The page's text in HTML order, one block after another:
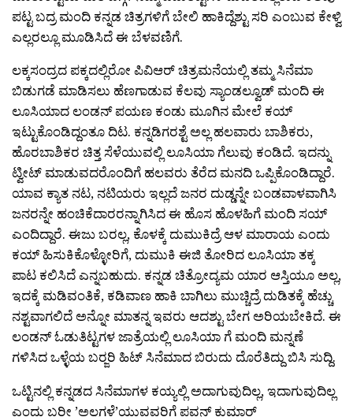
ಪಟ್ಟ ಬದ್ರ ಮಂದಿ ಕನ್ನಡ ಚಿತ್ರಗಳಿಗೆ ಬೇಲಿ ಹಾಕಿದ್ದೆಶ್ಟು ಸರಿ ಎಂಬುವ ಕೇಳ್ವಿ
ಎಲ್ಲರಲ್ಲೂ ಮೂಡಿಸಿದೆ ಈ ಬೆಳವಣಿಗೆ.
ಲಕ್ಕಸಂದ್ರದ ಪಕ್ಕದಲ್ಲಿರೋ ಪಿವಿ‌ಆರ್ ಚಿತ್ರಮನೆಯಲ್ಲಿ ತಮ್ಮ ಸಿನೆಮಾ
ಬಿಡುಗಡೆ ಮಾಡಿಸಲು ಹೆಣಗಾಡುವ ಕೆಲವು ಸ್ಯಾಂಡಲ್ವೂಡ್ ಮಂದಿ ಈ
ಲೂಸಿಯಾದ ಲಂಡನ್ ಪಯಣ ಕಂಡು ಮೂಗಿನ ಮೇಲೆ ಕಯ್
ಇಟ್ಟುಕೊಂಡಿದ್ದಂತೂ ದಿಟ. ಕನ್ನಡಿಗರಶ್ಟೆ ಅಲ್ಲ ಹಲವಾರು ಬಾಶಿಕರು,
ಹೊರಬಾಶಿಕರ ಚಿತ್ತ ಸೆಳೆಯುವಲ್ಲಿ ಲೂಸಿಯಾ ಗೆಲುವು ಕಂಡಿದೆ. ಇದನ್ನು
ಟ್ವೀಟ್ ಮಾಡುವದರೊಂದಿಗೆ ಹಲವರು ತೆರೆದ ಮನದಿ ಒಪ್ಪಿಕೊಂಡಿದ್ದಾರೆ.
ಯಾವ ಕ್ಯಾತ ನಟ, ನಟಿಯರು ಇಲ್ಲದೆ ಜನರ ದುಡ್ಡನ್ನೇ ಬಂಡವಾಳವಾಗಿಸಿ
ಜನರನ್ನೇ ಹಂಚಿಕೆದಾರರನ್ನಾಗಿಸಿದ ಈ ಹೊಸ ಹೊಳಹಿಗೆ ಮಂದಿ ಸಯ್
ಎಂದಿದ್ದಾರೆ. ಈಜು ಬರಲ್ಲ, ಕೊಳಕ್ಕೆ ದುಮುಕಿದ್ರೆ ಆಳ ಮಾರಾಯ ಎಂದು
ಕಯ್ ಹಿಸುಕಿಕೊಳ್ಳೋರಿಗೆ, ದುಮುಕಿ ಈಜಿ ತೋರಿದ ಲೂಸಿಯಾ ತಕ್ಕ
ಪಾಟ ಕಲಿಸಿದೆ ಎನ್ನಬಹುದು. ಕನ್ನಡ ಚಿತ್ರೋದ್ಯಮ ಯಾರ ಆಸ್ತಿಯೂ ಅಲ್ಲ,
ಇದಕ್ಕೆ ಮಡಿವಂತಿಕೆ, ಕಡಿವಾಣ ಹಾಕಿ ಬಾಗಿಲು ಮುಚ್ಚಿದ್ರೆ ದುಡಿತಕ್ಕೆ ಹೆಚ್ಚು
ನಶ್ಟವಾಗಲಿದೆ ಅನ್ನೋ ಮಾತನ್ನ ಇವರು ಆದಶ್ಟು ಬೇಗ ಅರಿಯಬೇಕಿದೆ. ಈ
ಲಂಡನ್ ಓಡುತಿಟ್ಟಗಳ ಜಾತ್ರೆಯಲ್ಲಿ ಲೂಸಿಯಾ ಗೆ ಮಂದಿ ಮನ್ನಣೆ
ಗಳಿಸಿದ ಒಳ್ಳೆಯ ಬರ‍್ಜರಿ ಹಿಟ್ ಸಿನೆಮಾದ ಬಿರುದು ದೊರೆತಿದ್ದು ಬಿಸಿ ಸುದ್ದಿ.
ಒಟ್ಟಿನಲ್ಲಿ ಕನ್ನಡದ ಸಿನೆಮಾಗಳ ಕಯ್ಯಲ್ಲಿ ಅದಾಗುವುದಿಲ್ಲ, ಇದಾಗುವುದಿಲ್ಲ
ಎಂದು ಬರೀ ’ಅಲ್ಲಗಳೆ’ಯುವವರಿಗೆ ಪವನ್ ಕುಮಾರ್